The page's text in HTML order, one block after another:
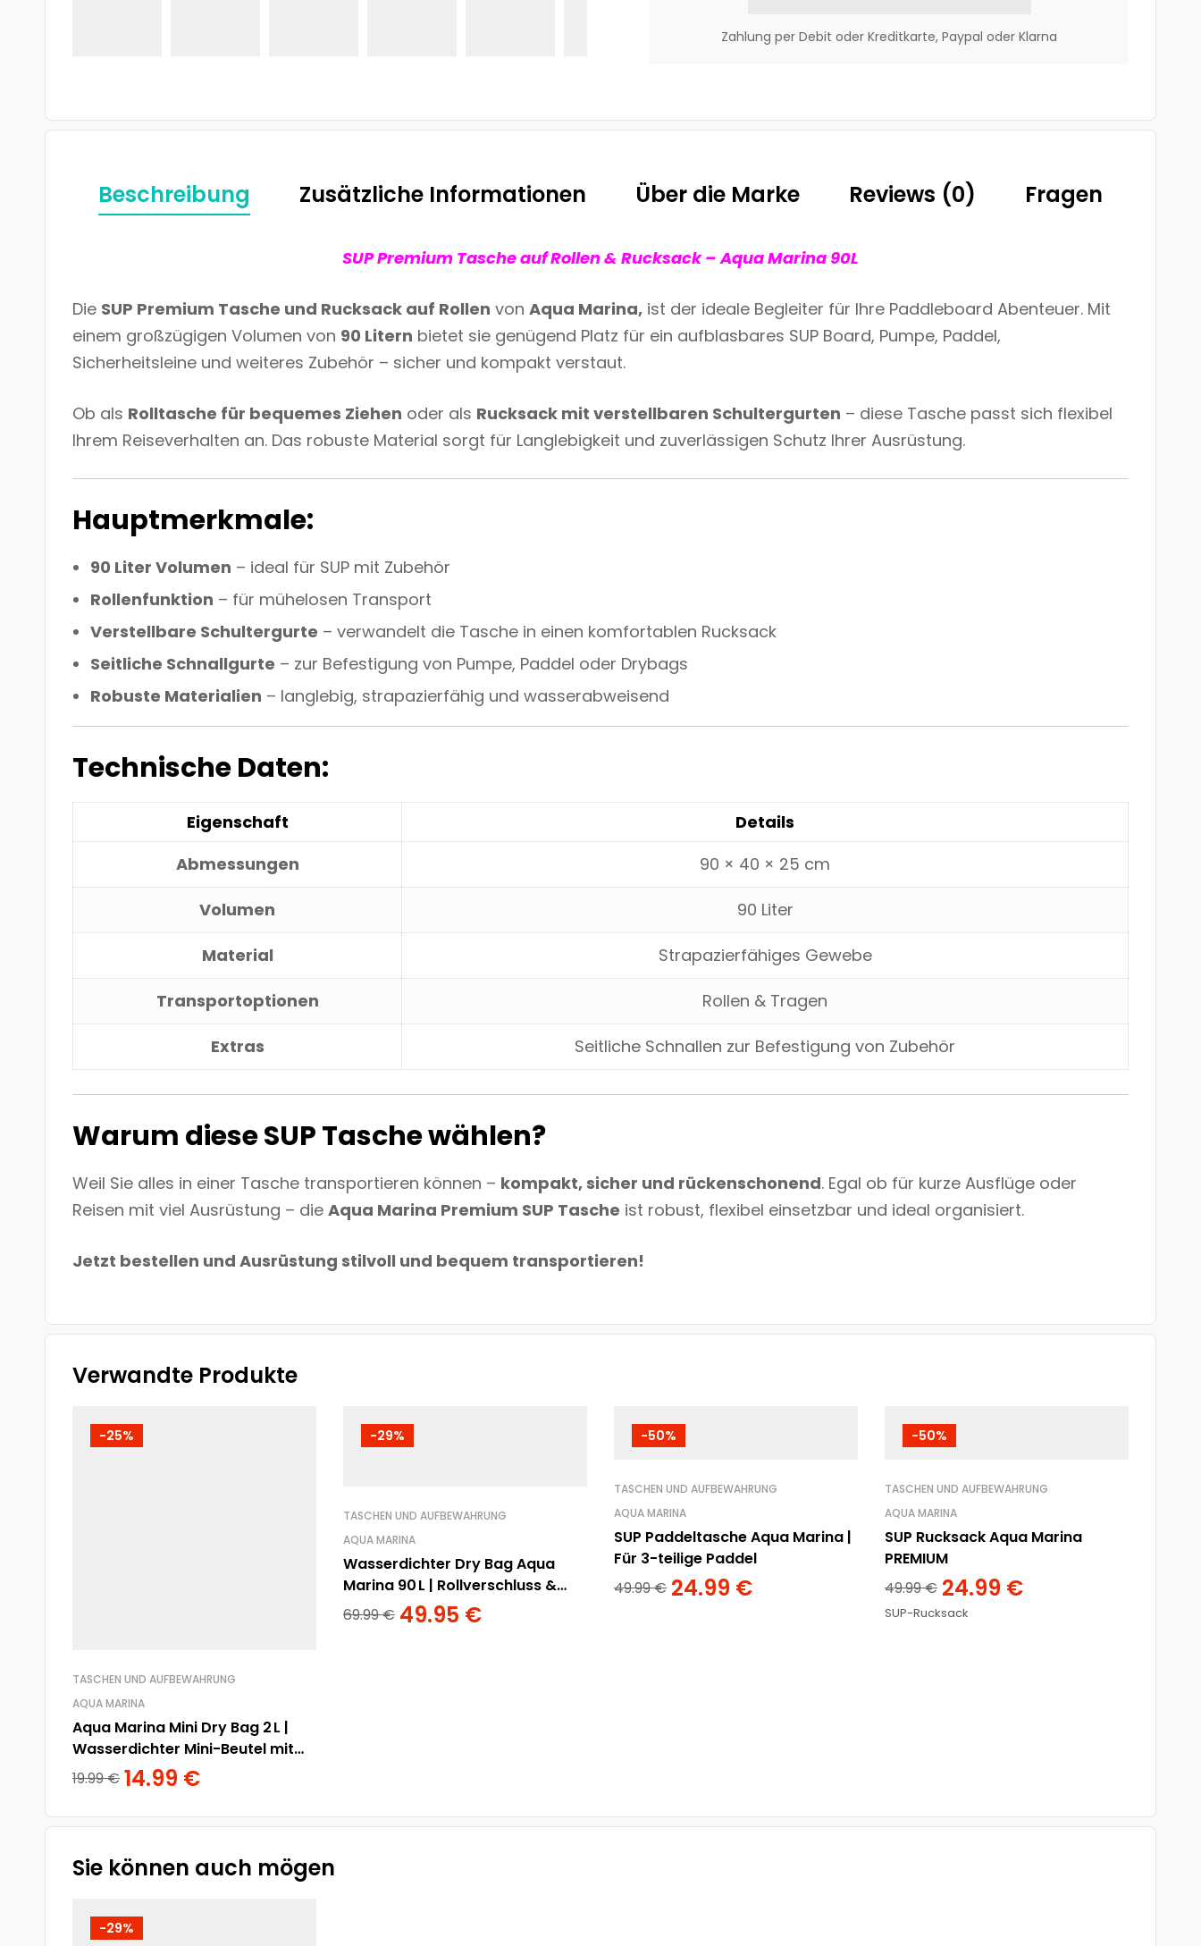
Zahlung per Debit oder Kreditkarte, Paypal oder Klarna
Beschreibung Zusätzliche Informationen Über die Marke Reviews (0) Fragen
SUP Premium Tasche auf Rollen & Rucksack – Aqua Marina 90L
Die SUP Premium Tasche und Rucksack auf Rollen von Aqua Marina, ist der ideale Begleiter für Ihre Paddleboard Abenteuer. Mit
einem großzügigen Volumen von 90 Litern bietet sie genügend Platz für ein aufblasbares SUP Board, Pumpe, Paddel,
Sicherheitsleine und weiteres Zubehör – sicher und kompakt verstaut.
Ob als Rolltasche für bequemes Ziehen oder als Rucksack mit verstellbaren Schultergurten – diese Tasche passt sich flexibel
Ihrem Reiseverhalten an. Das robuste Material sorgt für Langlebigkeit und zuverlässigen Schutz Ihrer Ausrüstung.
Hauptmerkmale:
90 Liter Volumen – ideal für SUP mit Zubehör
Rollenfunktion – für mühelosen Transport
Verstellbare Schultergurte – verwandelt die Tasche in einen komfortablen Rucksack
Seitliche Schnallgurte – zur Befestigung von Pumpe, Paddel oder Drybags
Robuste Materialien – langlebig, strapazierfähig und wasserabweisend
Technische Daten:
Eigenschaft
Details
Abmessungen
90 × 40 × 25 cm
Volumen 90 Liter
Material Strapazierfähiges Gewebe
Transportoptionen Rollen & Tragen
Extras Seitliche Schnallen zur Befestigung von Zubehör
Warum diese SUP Tasche wählen?
Weil Sie alles in einer Tasche transportieren können – kompakt, sicher und rückenschonend. Egal ob für kurze Ausflüge oder
Reisen mit viel Ausrüstung – die Aqua Marina Premium SUP Tasche ist robust, flexibel einsetzbar und ideal organisiert.
Jetzt bestellen und Ausrüstung stilvoll und bequem transportieren!
Verwandte Produkte
-25%
TASCHEN UND AUFBEWAHRUNG
AQUA MARINA
Aqua Marina Mini Dry Bag 2 L |
Wasserdichter Mini-Beutel mit
Karabiner
19.99€ 14.99 €
-29%
TASCHEN UND AUFBEWAHRUNG
AQUA MARINA
Wasserdichter Dry Bag Aqua
Marina 90 L | Rollverschluss &
Trageriemen
69.99€ 49.95 €
-50%
TASCHEN UND AUFBEWAHRUNG
AQUA MARINA
SUP Paddeltasche Aqua Marina |
Für 3-teilige Paddel
49.99€ 24.99 €
-50%
TASCHEN UND AUFBEWAHRUNG
AQUA MARINA
SUP Rucksack Aqua Marina
PREMIUM
49.99€ 24.99 €
SUP-Rucksack
Sie können auch mögen
-29%